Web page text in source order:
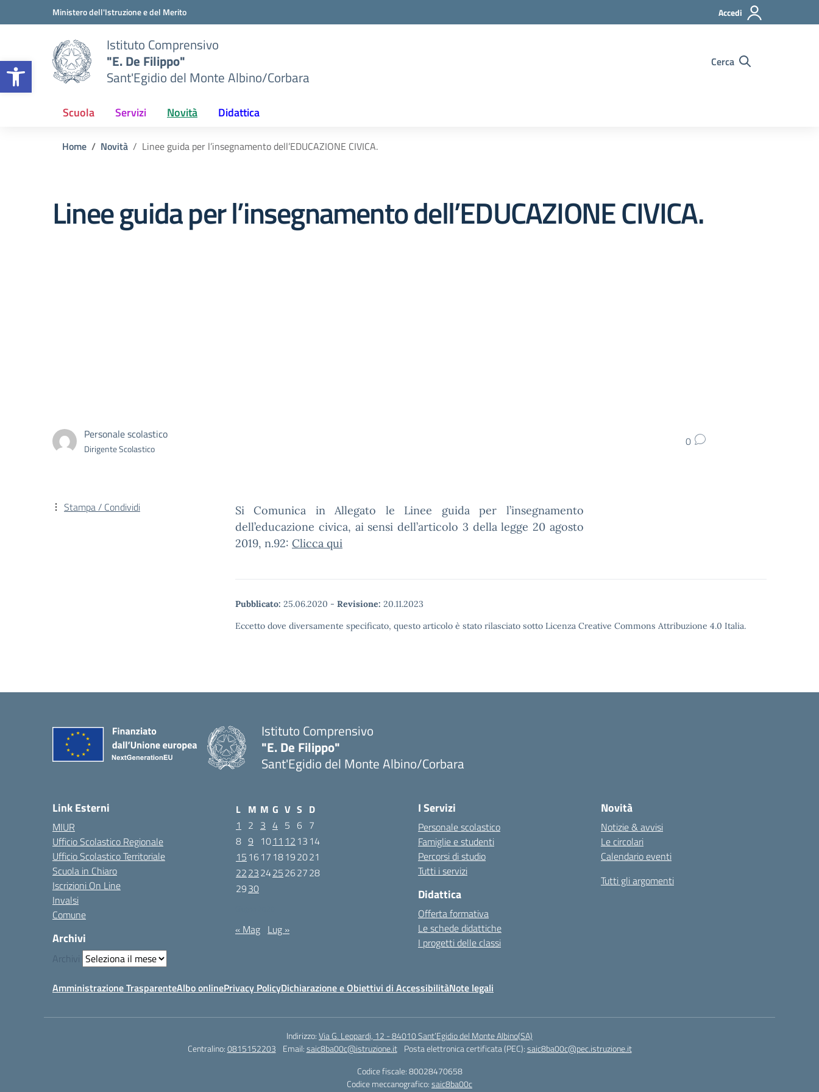
Apri la barra degli strumenti
Vai ai contenuti
Vai al menu di navigazioneMinistero dell'Istruzione e del Merito Accedi
Istituto Comprensivo
"E. De Filippo"
Sant'Egidio del Monte Albino/Corbara
Cerca
Scuola Servizi Novità Didattica
Home Novità Linee guida per l’insegnamento dell’EDUCAZIONE CIVICA.
Linee guida per l’insegnamento dell’EDUCAZIONE CIVICA.
Personale scolastico
Dirigente Scolastico 0
Si Comunica in Allegato le Linee guida per l’insegnamento
dell’educazione civica, ai sensi dell’articolo 3 della legge 20 agosto
2019, n.92: Clicca qui
Pubblicato: 25.06.2020 - Revisione: 20.11.2023
Eccetto dove diversamente specificato, questo articolo è stato rilasciato sotto Licenza Creative Commons Attribuzione 4.0 Italia.
Stampa / Condividi
Istituto Comprensivo
"E. De Filippo"
Sant'Egidio del Monte Albino/Corbara
Link Esterni
MIUR
Ufficio Scolastico Regionale
Ufficio Scolastico Territoriale
Scuola in Chiaro
Iscrizioni On Line
Invalsi
Comune
Archivi
Archivi
L M M G V S D
1
2 3 4 5 6 7
8 9 1011 12 13 14
15 1617 18192021
22232425262728
2930
« Mag Lug »
I Servizi
Personale scolastico
Famiglie e studenti
Percorsi di studio
Tutti i servizi
Didattica
Offerta formativa
Le schede didattiche
I progetti delle classi
Novità
Notizie & avvisi
Le circolari
Calendario eventi
Tutti gli argomenti
Amministrazione TrasparenteAlbo onlinePrivacy PolicyDichiarazione e Obiettivi di AccessibilitàNote legali
Indirizzo:Via G. Leopardi, 12 - 84010 Sant’Egidio del Monte Albino(SA)
Centralino:0815152203 Email:saic8ba00c@istruzione.it Posta elettronica certificata (PEC):saic8ba00c@pec.istruzione.it
Codice fiscale: 80028470658
Codice meccanografico:saic8ba00c